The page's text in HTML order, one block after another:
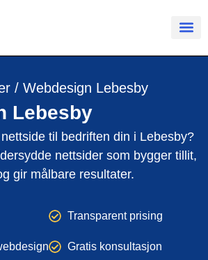
/ Webdesign Lebesby
Lebesby
til bedriften din i Lebesby?
nettsider som bygger tillit,
gir målbare resultater.
Transparent prising
Gratis konsultasjon